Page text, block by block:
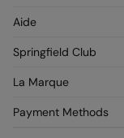
Mes adresses
Aide
Foire aux questions
Livraison
Promotions en cours
Springfield Club
Adhérez !
La Marque
Franchises
Payment Methods